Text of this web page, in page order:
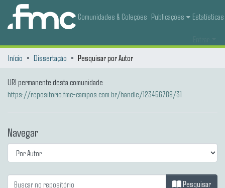
Comunidades & Coleções Publicações Estatísticas
Início
Dissertação Pesquisar por Autor
URI permanente desta comunidade
https://repositorio.fmc-campos.com.br/handle/123456789/31
Navegar
Pesquisar